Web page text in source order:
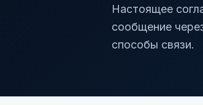
Настоящее
сообщение
способы связи.